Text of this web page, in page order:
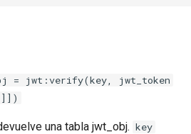
= jwt:verify(key, jwt_token
una tabla jwt_obj. key